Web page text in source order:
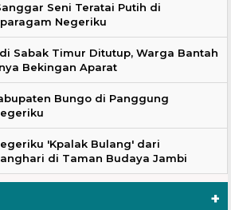
Seni Teratai Putih di
Negeriku
Sabak Timur Ditutup, Warga Bantah
Bekingan Aparat
Bungo di Panggung
'Kpalak Bulang' dari
di Taman Budaya Jambi
+